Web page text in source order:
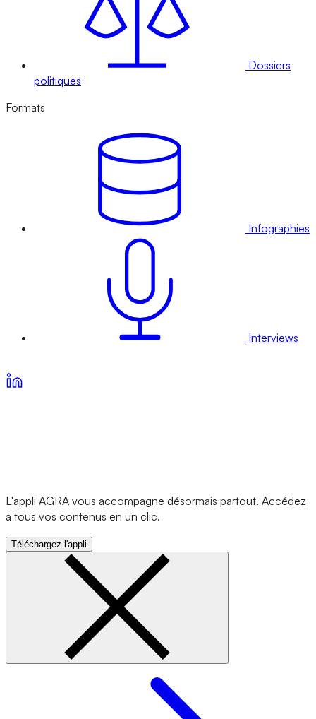
Dossiers
politiques
Formats
Infographies
Interviews
L'appli AGRA vous accompagne désormais partout. Accédez
à tous vos contenus en un clic.
Téléchargez l'appli